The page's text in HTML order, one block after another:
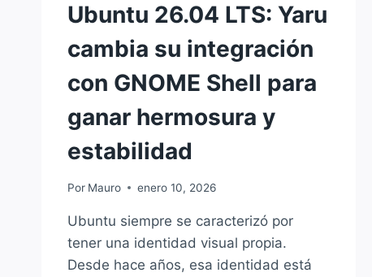
Ubuntu 26.04 LTS: Yaru
cambia su integración
con GNOME Shell para
ganar hermosura y
estabilidad
Por Mauro enero 10, 2026
Ubuntu siempre se caracterizó por
tener una identidad visual propia.
Desde hace años, esa identidad está